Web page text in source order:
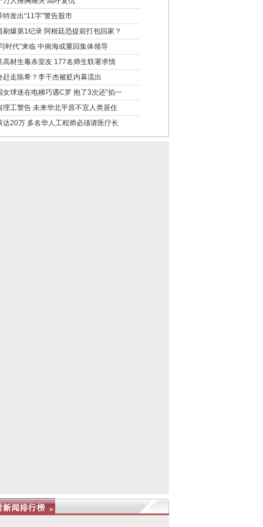
特发出“11字”警告股市
刷爆第1纪录 阿根廷恐提前打包回家？
时代”来临 中南海或重回集体领导
高材生毒杀室友 177名师生联署求情
赶走陈希？李干杰被贬内幕流出
女球迷在电梯巧遇C罗 抱了3次还“掐一
理工警告 未来华北平原不宜人类居住
达20万 多名华人工程师必须请医疗长